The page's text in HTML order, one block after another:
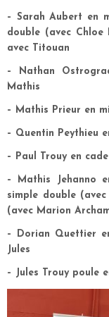
– Sarah Aubert en
double (avec Chloe
avec Titouan
– Nathan
Mathis
– Mathis Prieur en
– Quentin Peythieu
– Paul Trouy en
– Mathis Jehanno
simple double
(avec Marion
– Dorian Quettier
Jules
– Jules Trouy poule